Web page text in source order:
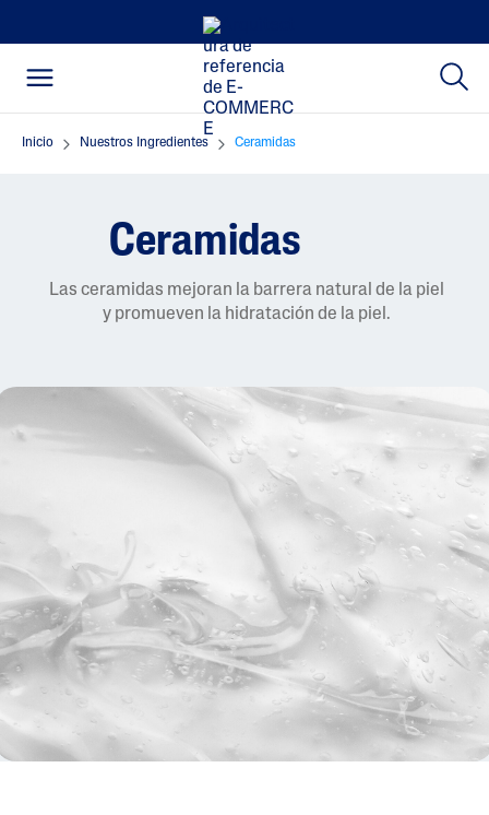
Inicio Nuestros Ingredientes Ceramidas
Ceramidas
Las ceramidas mejoran la barrera natural de la piel
y promueven la hidratación de la piel.